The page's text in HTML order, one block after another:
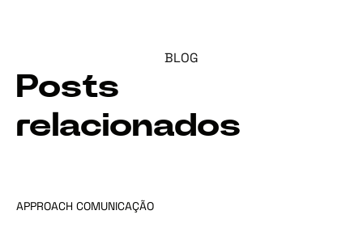
BLOG
Posts
relacionados
APPROACH COMUNICAÇÃO